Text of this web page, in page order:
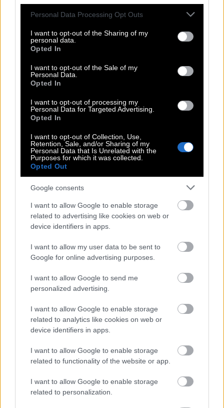
Please note that this website/app uses one or more Google
not limited to your visit or usage behaviour. You may click to
grant or deny consent to Google and its third-party tags to
use your data for below specified purposes in below Google
consent section.
Personal Data Processing Opt Outs
I want to opt-out of the Sharing of my
personal data.
Opted In
I want to opt-out of the Sale of my
Personal Data.
Opted In
I want to opt-out of processing my
Personal Data for Targeted Advertising.
Opted In
I want to opt-out of Collection, Use,
Retention, Sale, and/or Sharing of my
Personal Data that Is Unrelated with the
Purposes for which it was collected.
Opted Out
Google consents
I want to allow Google to enable storage
related to advertising like cookies on web or
device identifiers in apps.
I want to allow my user data to be sent to
Google for online advertising purposes.
I want to allow Google to send me
personalized advertising.
I want to allow Google to enable storage
related to analytics like cookies on web or
device identifiers in apps.
I want to allow Google to enable storage
related to functionality of the website or app.
I want to allow Google to enable storage
related to personalization.
hardware
Στη συσκευασία περιλαμβάνεται επίσης
δερμάτινη
θήκη της Poltrona Frau
ίδιο ιταλικό δέρμα που χρησιμοποιείται στα
εσωτερικά των αυτοκινήτων Ferrari.
Διαβάστε επίσης
Κούρασε η οθόνη; 9 φορητές
συσκευές για ψηφιακή αποτοξίνωση
Μόλις 4.999 συλλεκτικά κομμάτια
Η Ferrari και η HP θα κατασκευάσουν μόλις4.999
αριθμημένα κομμάτια, ενισχύοντας τον
στις ΗΠΑ ανέρχεται στα5.599 δολάρια
, ενώ οι